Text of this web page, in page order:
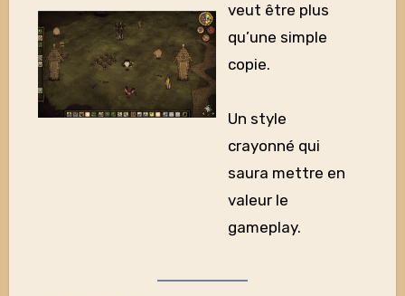
veut être plus
qu’une simple
copie.
Un style
crayonné qui
saura mettre en
valeur le
gameplay.